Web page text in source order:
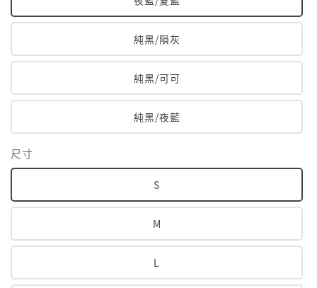
純黑/隕灰
純黑/可可
純黑/夜藍
尺寸
S
M
L